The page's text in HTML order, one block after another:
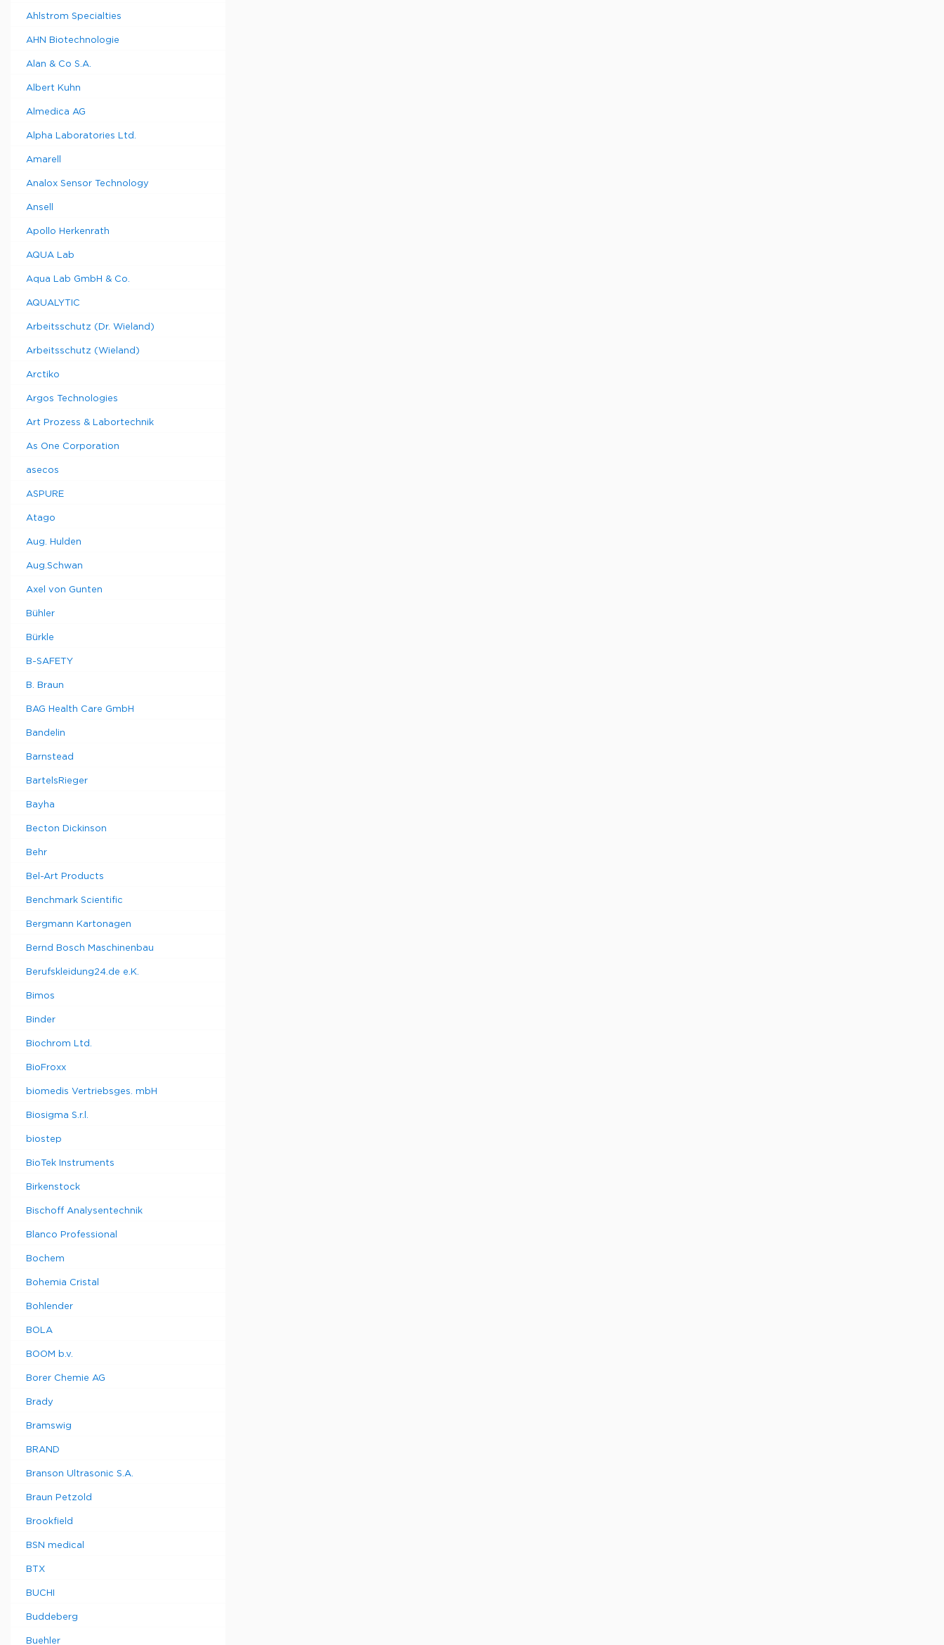
Ahlstrom Specialties
AHN Biotechnologie
Alan & Co S.A.
Albert Kuhn
Almedica AG
Alpha Laboratories Ltd.
Amarell
Analox Sensor Technology
Ansell
Apollo Herkenrath
AQUA Lab
Aqua Lab GmbH & Co.
AQUALYTIC
Arbeitsschutz (Dr. Wieland)
Arbeitsschutz (Wieland)
Arctiko
Argos Technologies
Art Prozess & Labortechnik
As One Corporation
asecos
ASPURE
Atago
Aug. Hulden
Aug.Schwan
Axel von Gunten
Bühler
Bürkle
B-SAFETY
B. Braun
BAG Health Care GmbH
Bandelin
Barnstead
BartelsRieger
Bayha
Becton Dickinson
Behr
Bel-Art Products
Benchmark Scientific
Bergmann Kartonagen
Bernd Bosch Maschinenbau
Berufskleidung24.de e.K.
Bimos
Binder
Biochrom Ltd.
BioFroxx
biomedis Vertriebsges. mbH
Biosigma S.r.l.
biostep
BioTek Instruments
Birkenstock
Bischoff Analysentechnik
Blanco Professional
Bochem
Bohemia Cristal
Bohlender
BOLA
BOOM b.v.
Borer Chemie AG
Brady
Bramswig
BRAND
Branson Ultrasonic S.A.
Braun Petzold
Brookfield
BSN medical
BTX
BUCHI
Buddeberg
Buehler